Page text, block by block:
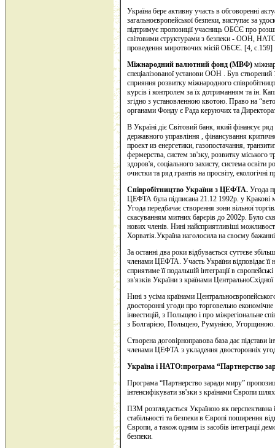
Україна бере активну участь в обговоренні
загальноєвропейської безпеки, виступає за
підтримує пропозиції учасниць ОБСЄ про
світовими структурами з безпеки - ООН,
проведення миротвочих місій ОБСЄ. [4, с.159]
Міжнародний валютний фонд (МВФ)
спеціалізованої установи ООН . Був
сприяння розвитку міжнародного
курсів і контролем за їх дотриманням та ін.
згідно з установленною квотою. Право на
органами Фонду є Рада керуючих та
В Україні діє Світовий банк, який фінансує
державного управління , фінансування
проект из енергетики, газопостачання,
фермерства, систем зв'зку, розвитку міського
здоров'я, соціального захисту, система освіти
очистки та ряд грантів на просвіту, екологічні
Співробітництво України з ЦЕФТА. Угода
ЦЕФТА була підписана 21.12 1992р. у
Угода передбачає створення зони вільної
скасуванням митних барєрів до 2002р. Було
нових членів. Нині найсприятливіші
Хорватія.Україна наголосила на своєму
За останні два роки відбувається суттєве
членами ЦЕФТА. Участь України відповідає її
сприятиме її подальшій інтеграції в
зв'язків України з країнами
Нині з усіма країнами
двосторонні угоди про торговельно
інвестицій, з Польщею і про міжрегіональне
з Болгарією, Польщею, Румунією, Угорщиною.
Створена договірноправова база дає підстави
членами ЦЕФТА з укладення двосторонніх
Україна і НАТО:програма “Партнерство
Програма “Партнерство заради миру”
інтенсифікувати зв'зки з країнами Європи
ПЗМ розглядається Україною як
стабільності та безпеки в Європі поширення
Європи, а також одним із засобів інтеграції
безпеки.